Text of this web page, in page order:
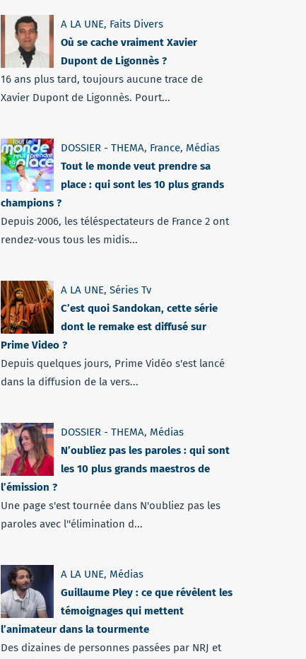
A LA UNE, Faits Divers
Où se cache vraiment Xavier
Dupont de Ligonnès ?
16 ans plus tard, toujours aucune trace de
Xavier Dupont de Ligonnès. Pourt...
DOSSIER - THEMA, France, Médias
Tout le monde veut prendre sa
place : qui sont les 10 plus grands
champions ?
Depuis 2006, les téléspectateurs de France 2 ont
rendez-vous tous les midis...
A LA UNE, Séries Tv
C’est quoi Sandokan, cette série
dont le remake est diffusé sur
Prime Video ?
Depuis quelques jours, Prime Vidéo s'est lancé
dans la diffusion de la vers...
DOSSIER - THEMA, Médias
N’oubliez pas les paroles : qui sont
les 10 plus grands maestros de
l’émission ?
Une page s'est tournée dans N'oubliez pas les
paroles avec l''élimination d...
A LA UNE, Médias
Guillaume Pley : ce que révèlent les
témoignages qui mettent
l’animateur dans la tourmente
Des dizaines de personnes passées par NRJ et